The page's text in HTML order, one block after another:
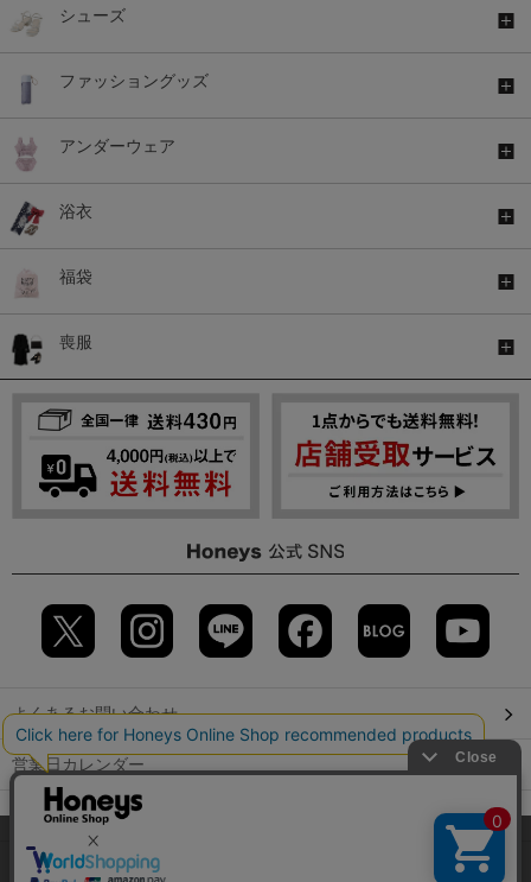
シューズ
ファッショングッズ
アンダーウェア
浴衣
福袋
喪服
よくあるお問い合わせ
営業日カレンダー
店舗検索
GLOBAL GUIDE（海外からご利用のお客様）
当サイトでは、サイトの利便性向上のため、クッキー(Cookie)を使
用しています。詳しくは「
」をご覧くださ